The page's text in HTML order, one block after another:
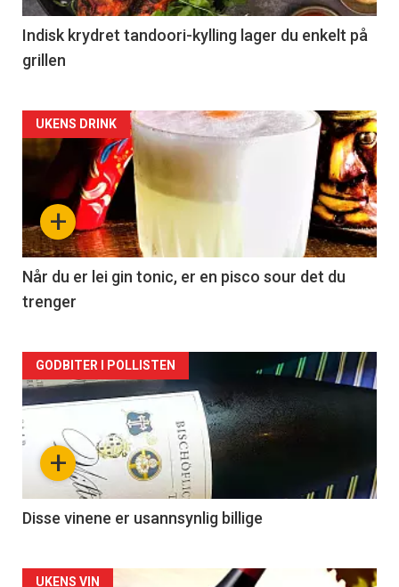
Indisk krydret tandoori-kylling lager du enkelt på
grillen
Forsiden
akkurat
nå
-
2
+
UKENS DRINK
Når du er lei gin tonic, er en pisco sour det du
trenger
Forsiden
akkurat
nå
3
+
GODBITER I POLLISTEN
Disse vinene er usannsynlig billige
UKENS VIN